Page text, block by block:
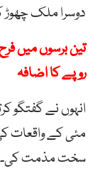
دوسرا ملک چھوڑ
روپے کا اضافہ
انہوں نے گفتگو
مئی کے واقعات
سخت مذمت کی۔